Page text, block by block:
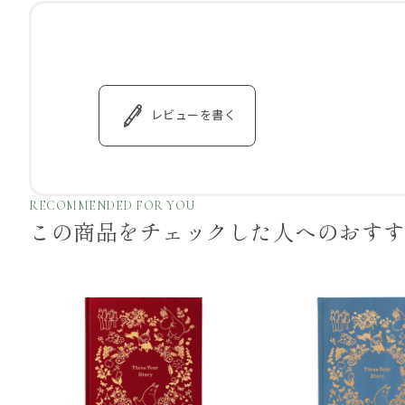
レビューを書く
RECOMMENDED FOR YOU
この商品をチェックした 人へのおす